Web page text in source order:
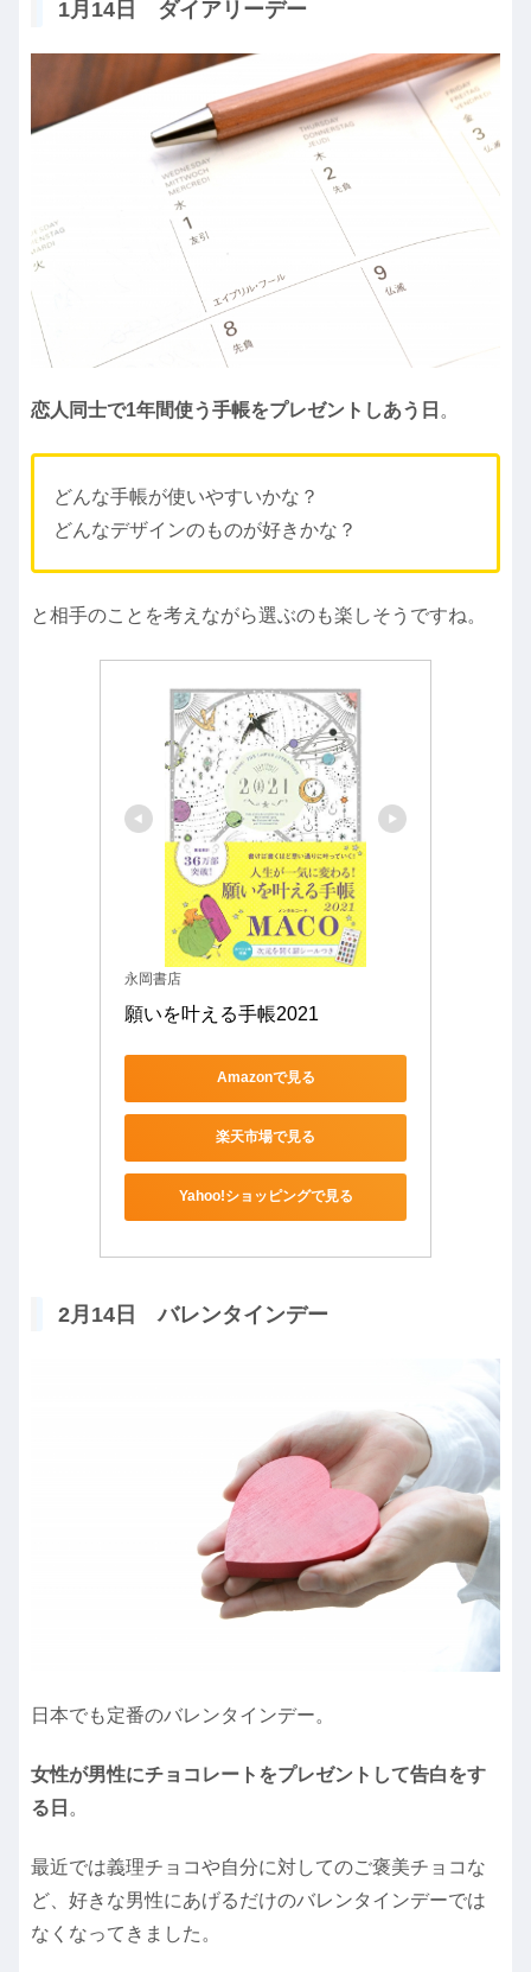
1月14日 ダイアリーデー
恋人同士で1年間使う手帳をプレゼントしあう日 。
どんな手帳が使いやすいかな？
どんなデザインのものが好きかな？
と相手のことを考えながら選ぶのも楽しそうですね。
永岡書店
願いを叶える手帳2021
Amazonで見る
楽天市場で見る
Yahoo!ショッピングで見る
2月14日 バレンタインデー
日本でも定番のバレンタインデー。
女性が男性にチョコレートをプレゼントして告白をす
る日 。
最近では義理チョコや自分に対してのご褒美チョコな
ど、好きな男性にあげるだけのバレンタインデーでは
なくなってきました。